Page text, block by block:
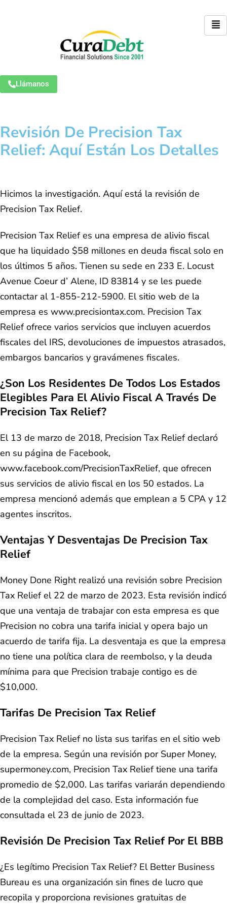
Llámanos
Revisión De Precision Tax
Relief: Aquí Están Los Detalles
Hicimos la investigación. Aquí está la revisión de
Precision Tax Relief.
Precision Tax Relief es una empresa de alivio fiscal
que ha liquidado $58 millones en deuda fiscal solo en
los últimos 5 años. Tienen su sede en 233 E. Locust
Avenue Coeur d’ Alene, ID 83814 y se les puede
contactar al 1-855-212-5900. El sitio web de la
empresa es www.precisiontax.com. Precision Tax
Relief ofrece varios servicios que incluyen acuerdos
fiscales del IRS, devoluciones de impuestos atrasados,
embargos bancarios y gravámenes fiscales.
¿Son Los Residentes De Todos Los Estados
Elegibles Para El Alivio Fiscal A Través De
Precision Tax Relief?
El 13 de marzo de 2018, Precision Tax Relief declaró
en su página de Facebook,
www.facebook.com/PrecisionTaxRelief, que ofrecen
sus servicios de alivio fiscal en los 50 estados. La
empresa mencionó además que emplean a 5 CPA y 12
agentes inscritos.
Ventajas Y Desventajas De Precision Tax
Relief
Money Done Right realizó una revisión sobre Precision
Tax Relief el 22 de marzo de 2023. Esta revisión indicó
que una ventaja de trabajar con esta empresa es que
Precision no cobra una tarifa inicial y opera bajo un
acuerdo de tarifa fija. La desventaja es que la empresa
no tiene una política clara de reembolso, y la deuda
mínima para que Precision trabaje contigo es de
$10,000.
Tarifas De Precision Tax Relief
Precision Tax Relief no lista sus tarifas en el sitio web
de la empresa. Según una revisión por Super Money,
supermoney.com, Precision Tax Relief tiene una tarifa
promedio de $2,000. Las tarifas variarán dependiendo
de la complejidad del caso. Esta información fue
consultada el 23 de junio de 2023.
Revisión De Precision Tax Relief Por El BBB
¿Es legítimo Precision Tax Relief? El Better Business
Bureau es una organización sin fines de lucro que
recopila y proporciona revisiones gratuitas de